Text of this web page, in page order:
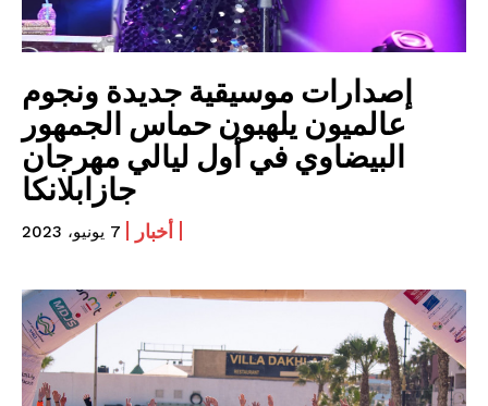
إصدارات موسيقية جديدة ونجوم
عالميون يلهبون حماس الجمهور
البيضاوي في أول ليالي مهرجان
جازابلانكا
أخبار 7 يونيو، 2023